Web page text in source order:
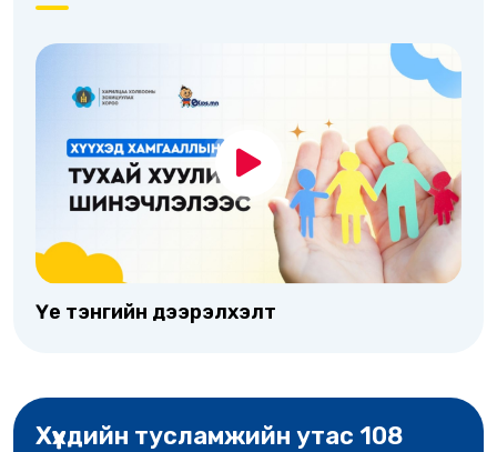
Үе тэнгийн дээрэлхэлт
Хүүхдийн тусламжийн утас 108